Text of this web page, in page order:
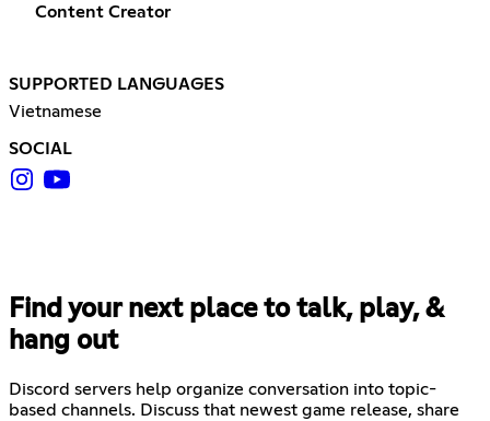
Content Creator
SUPPORTED LANGUAGES
Vietnamese
SOCIAL
Find your next place to talk, play, &
hang out
Discord servers help organize conversation into topic-
based channels. Discuss that newest game release, share